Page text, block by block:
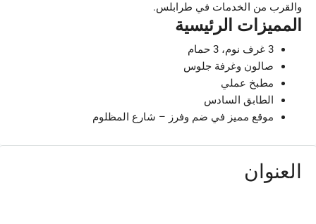
والقرب من الخدمات في طرابلس.
المميزات الرئيسية
3 غرف نوم، 3 حمام
صالون وغرفة جلوس
مطبخ عملي
الطابق السادس
موقع مميز في ضم وفرز – شارع المظلوم
العنوان